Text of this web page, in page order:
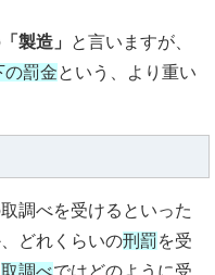
「製造」
と言いますが、
の罰金という、より重い
調べを受けるといった
どれくらいの刑罰 を受
取調べではどのように受